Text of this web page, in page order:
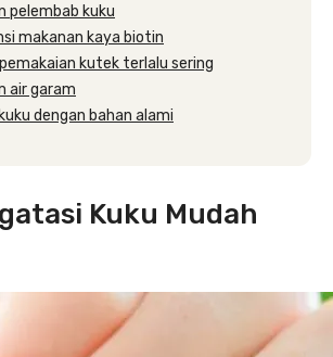
pelembab kuku
makanan kaya biotin
kutek terlalu sering
air garam
dengan bahan alami
Kuku Mudah